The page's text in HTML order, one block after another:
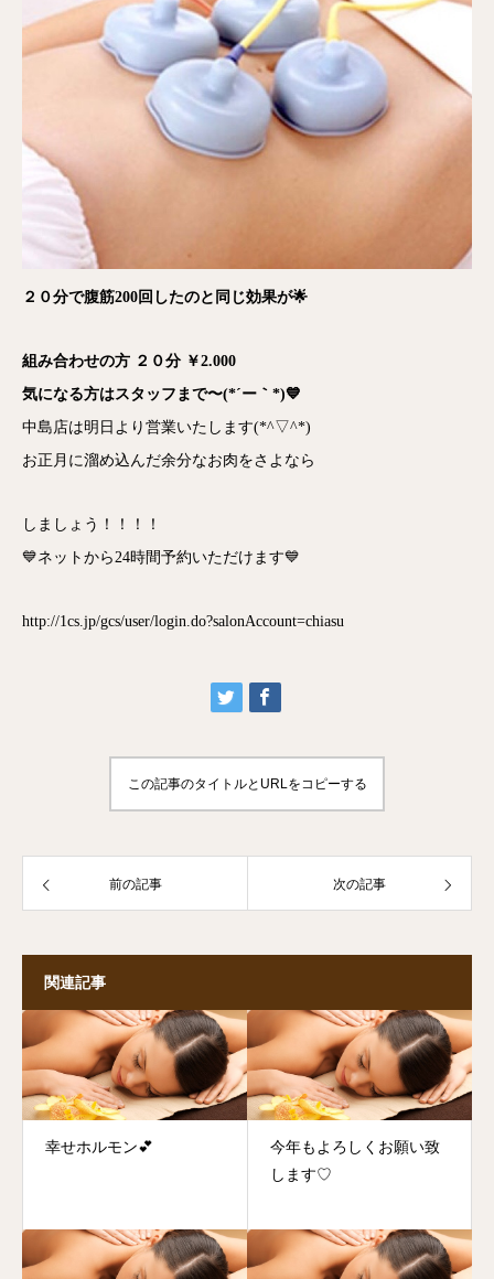
２０分で腹筋200回したのと同じ効果が🌟
組み合わせの方 ２０分 ￥2.000
気になる方はスタッフまで〜(*´ー｀*)💙
中島店は明日より営業いたします(*^▽^*)
お正月に溜め込んだ余分なお肉をさよなら
しましょう！！！！
💙ネットから24時間予約いただけます💙
http://1cs.jp/gcs/user/login.do?salonAccount=chiasu
この記事のタイトルとURLをコピーする
前の記事 次の記事
関連記事
幸せホルモン💕
今年もよろしくお願い致
します♡